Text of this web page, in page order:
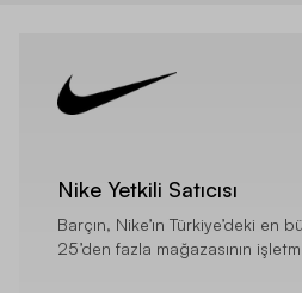
Nike Yetkili Satıcısı
Barçın, Nike’ın Türkiye’deki en
25’den fazla mağazasının